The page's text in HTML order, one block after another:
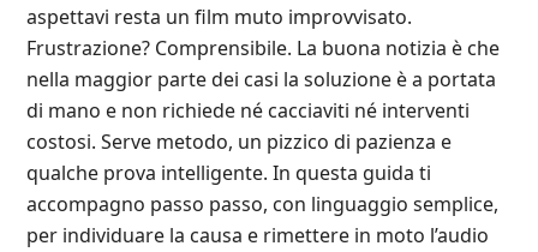
aspettavi resta un film muto improvvisato.
Frustrazione? Comprensibile. La buona notizia è che
nella maggior parte dei casi la soluzione è a portata
di mano e non richiede né cacciaviti né interventi
costosi. Serve metodo, un pizzico di pazienza e
qualche prova intelligente. In questa guida ti
accompagno passo passo, con linguaggio semplice,
per individuare la causa e rimettere in moto l’audio